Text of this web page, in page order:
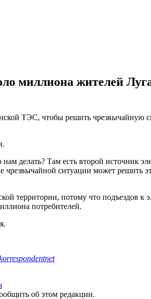
миллиона жителей
ТЭС, чтобы решить чрезвычайную
делать? Там есть второй источник
чрезвычайной ситуации может решить
территории, потому что подъездов к
потребителей.
об этом редакции.